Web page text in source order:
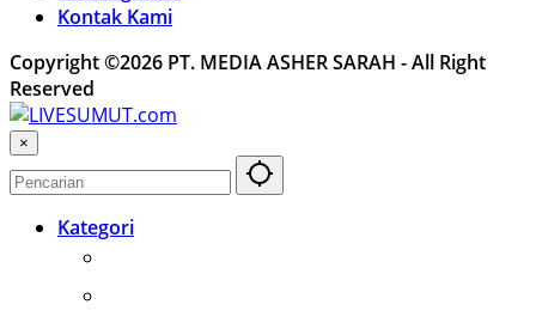
Kontak Kami
Copyright ©2026 PT. MEDIA ASHER SARAH - All Right
Reserved
×
Kategori